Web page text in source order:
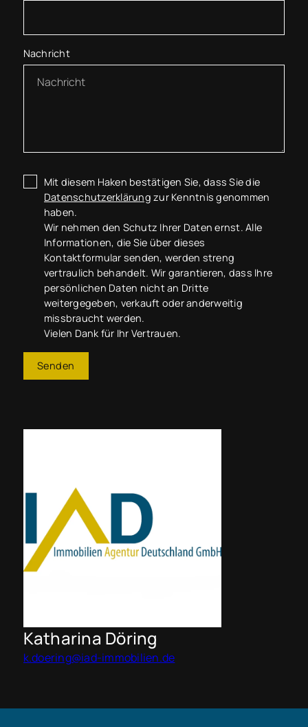
Nachricht
Mit diesem Haken bestätigen Sie, dass Sie die
Datenschutzerklärung zur Kenntnis genommen
haben.
Wir nehmen den Schutz Ihrer Daten ernst. Alle
Informationen, die Sie über dieses
Kontaktformular senden, werden streng
vertraulich behandelt. Wir garantieren, dass Ihre
persönlichen Daten nicht an Dritte
weitergegeben, verkauft oder anderweitig
missbraucht werden.
Vielen Dank für Ihr Vertrauen.
Senden
Katharina Döring
k.doering@iad-immobilien.de